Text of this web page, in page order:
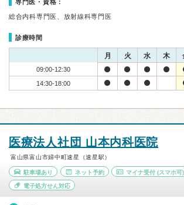
専門医・資格：
総合内科専門医、放射線科専門医
診療時間
月 火 水 木
09:00-12:30
14:30-18:00
医療法人社団 山本内科医院
富山県富山市婦中町速星（速星駅）
駐車場あり ネット予約 マイナ受付 (スマホ可)
電子処方せん対応